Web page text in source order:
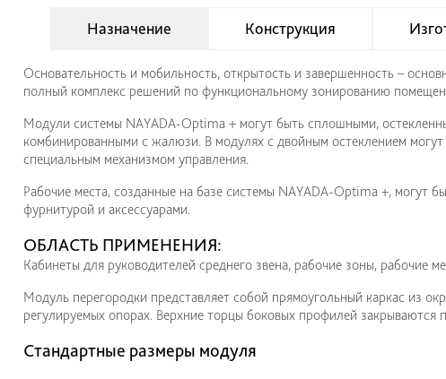
Назначение Конструкция
Основательность и мобильность, открытость и завершенность –
полный комплекс решений по функциональному зонированию
Модули системы NAYADA-Optima + могут быть сплошными,
комбинированными с жалюзи. В модулях с двойным остеклением
специальным механизмом управления.
Рабочие места, созданные на базе системы NAYADA-Optima +, могут
фурнитурой и аксессуарами.
ОБЛАСТЬ ПРИМЕНЕНИЯ:
Кабинеты для руководителей среднего звена, рабочие зоны, рабочие
Модуль перегородки представляет собой прямоугольный каркас из
регулируемых опорах. Верхние торцы боковых профилей закрываются
Стандартные размеры модуля